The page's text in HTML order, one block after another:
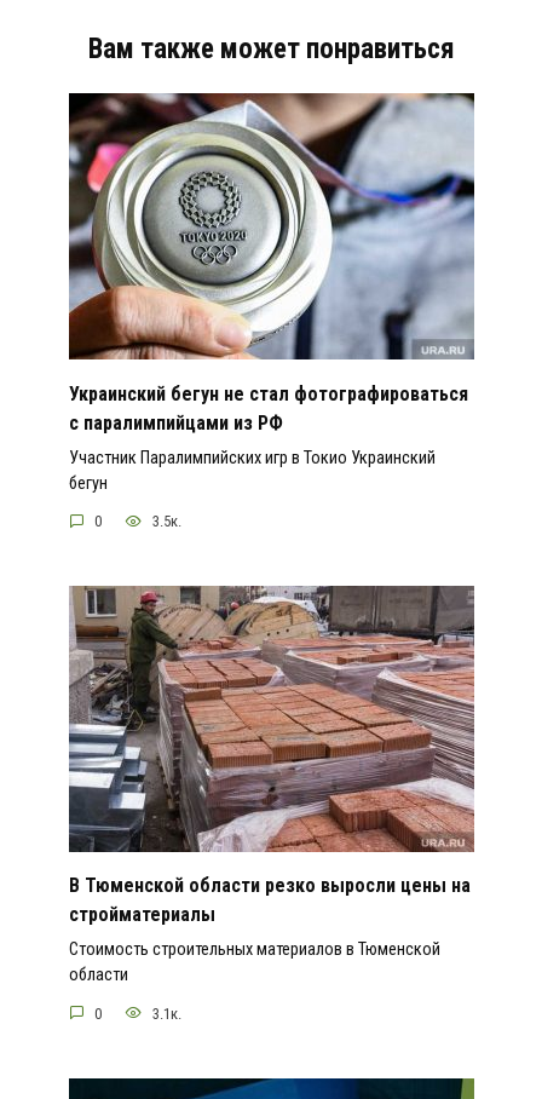
Вам также может понравиться
Украинский бегун не стал фотографироваться
с паралимпийцами из РФ
Участник Паралимпийских игр в Токио Украинский
бегун
0 3.5к.
В Тюменской области резко выросли цены на
стройматериалы
Стоимость строительных материалов в Тюменской
области
0 3.1к.